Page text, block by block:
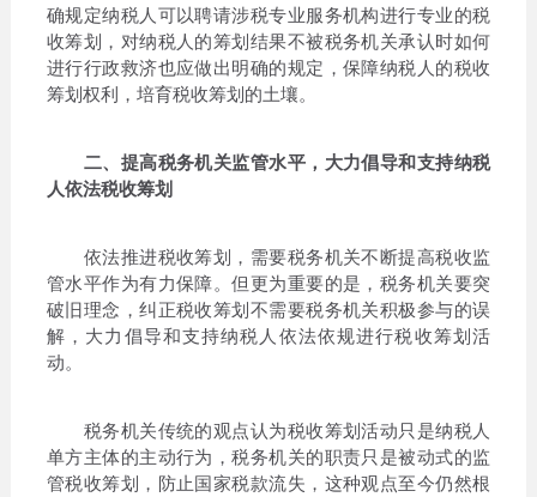
确规定纳税人可以聘请涉税专业服务机构进行专业的税
收筹划，对纳税人的筹划结果不被税务机关承认时如何
进行行政救济也应做出明确的规定，保障纳税人的税收
筹划权利，培育税收筹划的土壤。
二、提高税务机关监管水平，大力倡导和支持纳税
人依法税收筹划
依法推进税收筹划，需要税务机关不断提高税收监
管水平作为有力保障。但更为重要的是，税务机关要突
破旧理念，纠正税收筹划不需要税务机关积极参与的误
解，大力倡导和支持纳税人依法依规进行税收筹划活
动。
税务机关传统的观点认为税收筹划活动只是纳税人
单方主体的主动行为，税务机关的职责只是被动式的监
管税收筹划，防止国家税款流失，这种观点至今仍然根